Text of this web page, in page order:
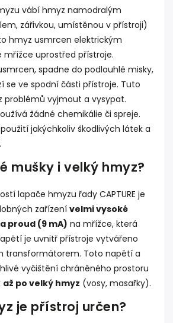
vábí hmyz namodralým
zářivkou, umístěnou v přístroji)
hmyz usmrcen elektrickým
mřížce uprostřed přístroje.
spadne do podlouhlé misky,
se ve spodní části přístroje. Tuto
problémů vyjmout a vysypat.
žádné chemikálie či spreje.
jakýchkoliv škodlivých látek a
mušky i velký hmyz?
lapače hmyzu řady CAPTURE je
zařízení velmi vysoké
proud (9 mA) na mřížce, která
je uvnitř přístroje vytvářeno
transformátorem. Toto napětí a
vyčištění chráněného prostoru
až po velký hmyz (vosy, masařky).
je přístroj určen?